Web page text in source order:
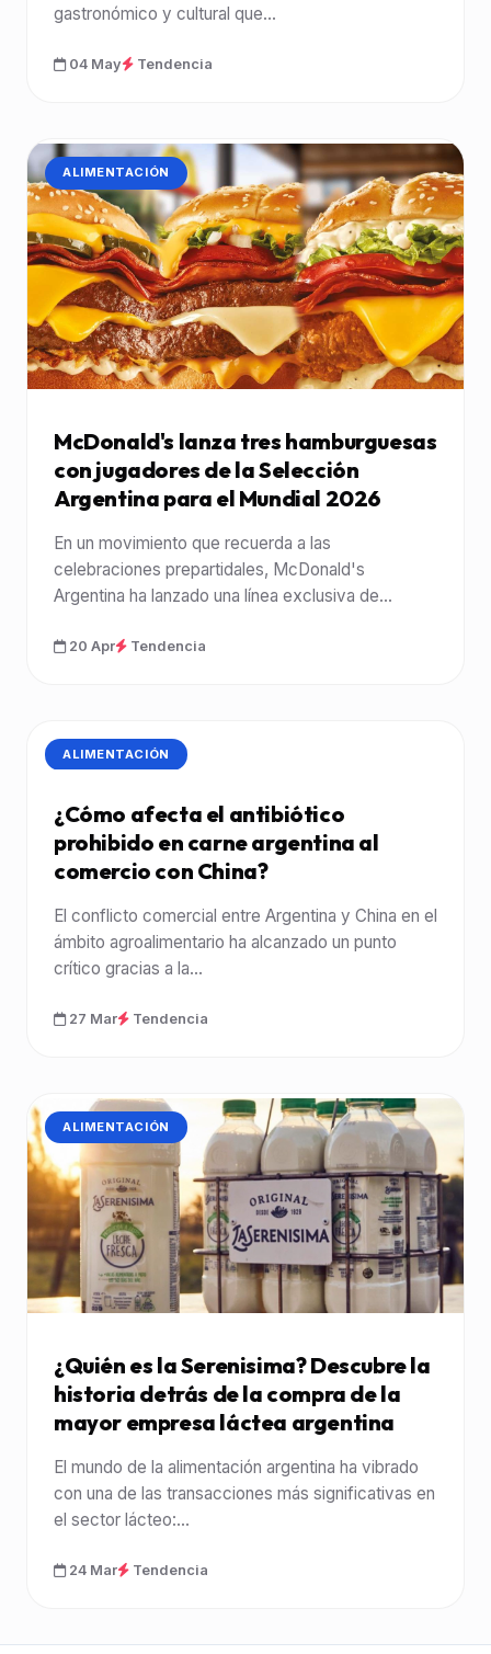
gastronómico y cultural que...
04 May Tendencia
CATEGORÍA:
ALIMENTACIÓN
McDonald's lanza tres hamburguesas
con jugadores de la Selección
Argentina para el Mundial 2026
En un movimiento que recuerda a las
celebraciones prepartidales, McDonald's
Argentina ha lanzado una línea exclusiva de...
20 Apr Tendencia
CATEGORÍA:
ALIMENTACIÓN
¿Cómo afecta el antibiótico
prohibido en carne argentina al
comercio con China?
El conflicto comercial entre Argentina y China en el
ámbito agroalimentario ha alcanzado un punto
crítico gracias a la...
27 Mar Tendencia
CATEGORÍA:
ALIMENTACIÓN
¿Quién es la Serenisima? Descubre la
historia detrás de la compra de la
mayor empresa láctea argentina
El mundo de la alimentación argentina ha vibrado
con una de las transacciones más significativas en
el sector lácteo:...
24 Mar Tendencia